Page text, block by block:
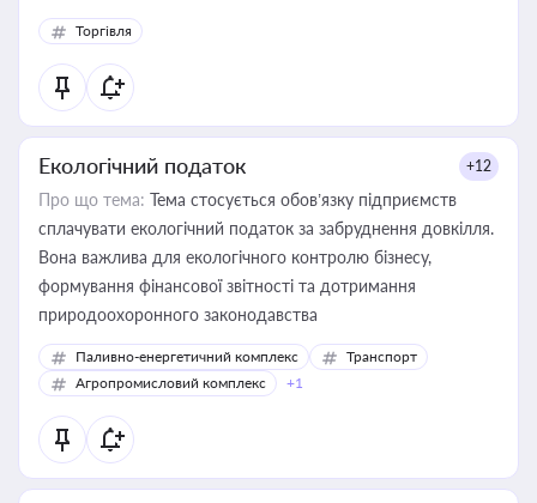
Торгівля
Екологічний податок +12
Про що тема: Тема стосується обов’язку підприємств
сплачувати екологічний податок за забруднення довкілля.
Вона важлива для екологічного контролю бізнесу,
формування фінансової звітності та дотримання
природоохоронного законодавства
Паливно-енергетичний комплекс
Транспорт
Агропромисловий комплекс
+1